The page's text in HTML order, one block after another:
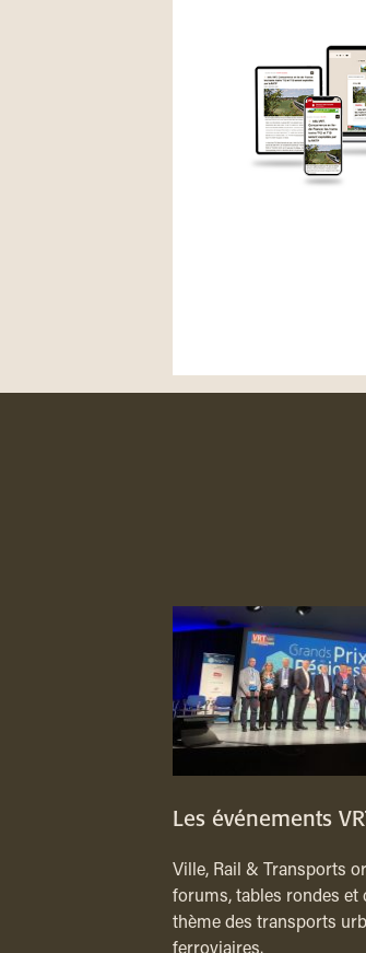
Les événements
Ville, Rail & Transports
forums, tables rondes et
thème des transports
ferroviaires.